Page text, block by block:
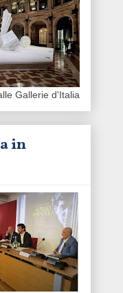
Gallerie d'Italia
in